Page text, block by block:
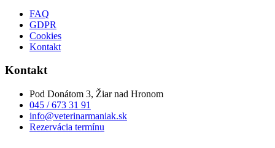
FAQ
GDPR
Cookies
Kontakt
Kontakt
Pod Donátom 3, Žiar nad Hronom
045 / 673 31 91
info@veterinarmaniak.sk
Rezervácia termínu